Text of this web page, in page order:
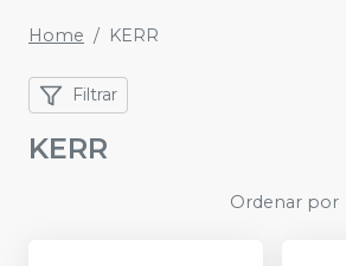
Home KERR
Filtrar
KERR
Ordenar por